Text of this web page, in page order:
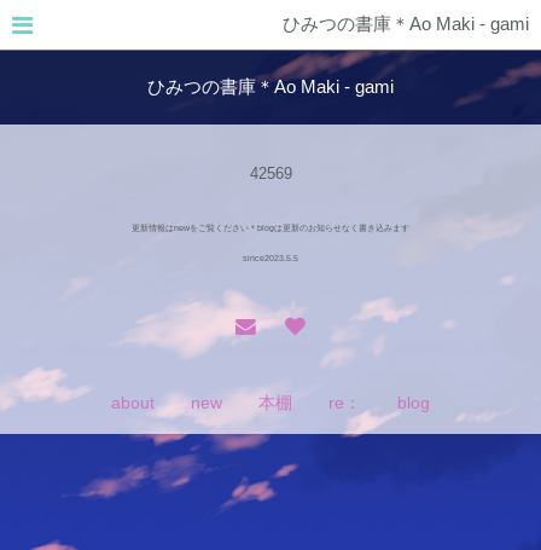
ひみつの書庫＊Ao Maki - gami
ひみつの書庫＊Ao Maki - gami
42569
更新情報はnewをご覧ください＊blogは更新のお知らせなく書き込みます
since2023.5.5
about new 本棚 re： blog